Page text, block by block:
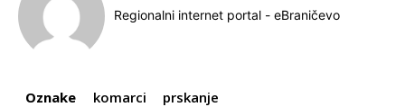
Regionalni internet portal - eBraničevo
Oznake komarci prskanje